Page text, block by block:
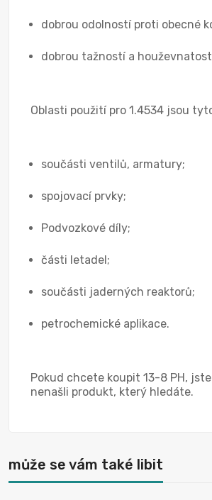
dobrou odolností proti obecné
dobrou tažností a
Oblasti použití pro 1.4534 jsou
součásti ventilů, armatury;
spojovací prvky;
Podvozkové díly;
části letadel;
součásti jaderných reaktorů;
petrochemické aplikace.
Pokud chcete koupit 13-8 PH,
nenašli produkt, který hledáte.
může se vám také libit